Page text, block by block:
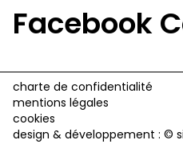
AA
Facebook
charte de confidentialité
mentions légales
cookies
design & développement : ©